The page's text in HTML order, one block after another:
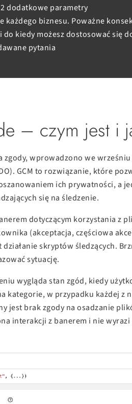
dodatkowe parametry
każdego biznesu. Poważne
kiedy możesz dostosować się
pytania
– czym jest i
wprowadzono we
GCM to rozwiązanie, które
ich prywatności, a
się na śledzenie.
dotyczącym korzystania z
(akceptacja, częściowa
skryptów śledzących.
sytuację.
wygląda stan zgód, kiedy
kategorie, w przypadku każdej z
jest brak zgody na osadzanie
interakcji z banerem i nie wyrazi